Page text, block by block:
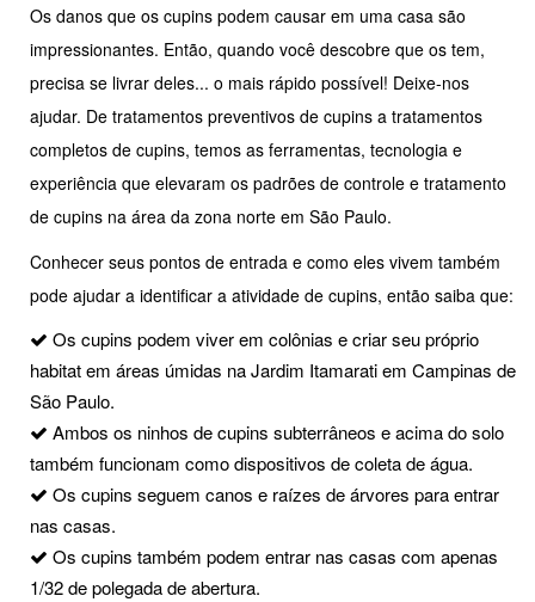
Os danos que os cupins podem causar em uma casa são
impressionantes. Então, quando você descobre que os tem,
precisa se livrar deles... o mais rápido possível! Deixe-nos
ajudar. De tratamentos preventivos de cupins a tratamentos
completos de cupins, temos as ferramentas, tecnologia e
experiência que elevaram os padrões de controle e tratamento
de cupins na área da zona norte em São Paulo.
Conhecer seus pontos de entrada e como eles vivem também
pode ajudar a identificar a atividade de cupins, então saiba que:
Os cupins podem viver em colônias e criar seu próprio
habitat em áreas úmidas na Jardim Itamarati em Campinas de
São Paulo.
Ambos os ninhos de cupins subterrâneos e acima do solo
também funcionam como dispositivos de coleta de água.
Os cupins seguem canos e raízes de árvores para entrar
nas casas.
Os cupins também podem entrar nas casas com apenas
1/32 de polegada de abertura.